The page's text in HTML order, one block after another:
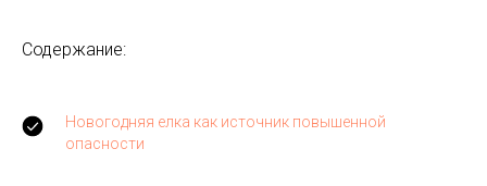
Содержание:
Новогодняя елка как источник повышенной
опасности